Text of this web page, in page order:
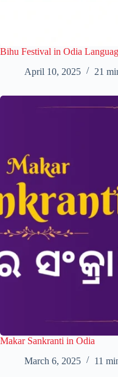
Bihu Festival in Odia
April 10, 2025
21
Makar Sankranti in Odia
March 6, 2025
11